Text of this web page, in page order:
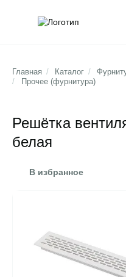
Главная / Каталог /
/
Прочее (фурнитура)
Решётка
белая
В избранное